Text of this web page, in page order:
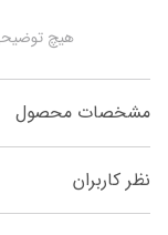
هیچ توضیحی برای این محصول اضافه نشده است.
مشخصات محصول
نظر کاربران